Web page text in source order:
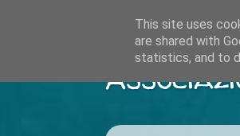
This site uses
are shared with
statistics, and to